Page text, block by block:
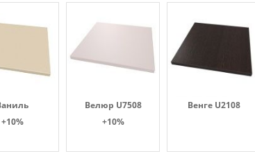
+10%
Велюр U7508
+10%
Венге U2108